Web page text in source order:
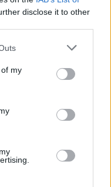
disclose it to other
one or more Google
You may click to
its third-party tags to
in below Google
my
a